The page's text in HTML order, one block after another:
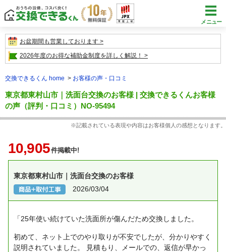
メニュー
お盆期間も営業しております
2026年度のお得な補助金制度を詳しく解説！
交換できるくん home お客様の声・口コミ
東京都東村山市｜洗面台交換のお客様 | 交換できるくんお客様
の声（評判・口コミ）NO-95494
※記載されている表現や内容はお客様個人の感想となります。
10,905件掲載中!
東京都東村山市｜洗面台交換のお客様
2026/03/04
「25年使い続けていた洗面所が傷んだため交換しました。
初めて、ネット上でのやり取りが不安でしたが、分かりやすく
説明されていました。
見積もり、メールでの、返信が早かっ